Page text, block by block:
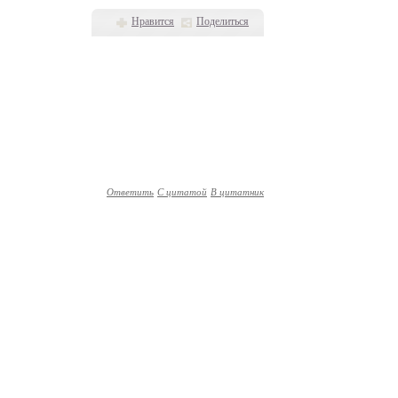
Нравится Поделиться
Ответить С цитатой В цитатник